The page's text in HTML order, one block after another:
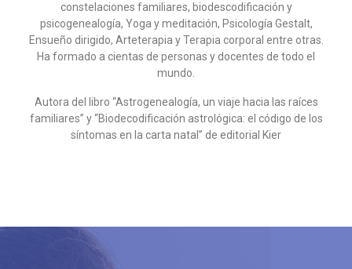
constelaciones familiares, biodescodificación y
psicogenealogía, Yoga y meditación, Psicología Gestalt,
Ensueño dirigido, Arteterapia y Terapia corporal entre otras.
Ha formado a cientas de personas y docentes de todo el
mundo.
Autora del libro “Astrogenealogía, un viaje hacia las raíces
familiares” y “Biodecodificación astrológica: el código de los
síntomas en la carta natal” de editorial Kier